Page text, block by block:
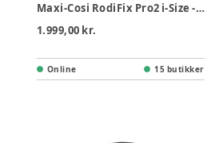
Maxi-Cosi RodiFix Pro2 i-Size - Authentic Truffle
1.999,00 kr.
Online 15 butikker